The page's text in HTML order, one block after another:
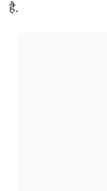
है.